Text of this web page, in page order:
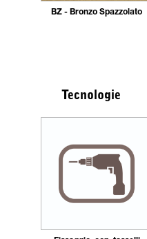
BZ - Bronzo Spazzolato
Tecnologie